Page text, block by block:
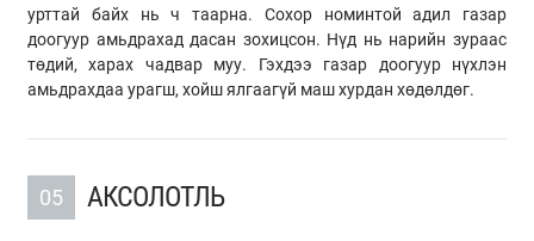
урттай байх нь ч таарна. Сохор номинтой адил газар
доогуур амьдрахад дасан зохицсон. Нүд нь нарийн зураас
төдий, харах чадвар муу. Гэхдээ газар доогуур нүхлэн
амьдрахдаа урагш, хойш ялгаагүй маш хурдан хөдөлдөг.
05 АКСОЛОТЛЬ